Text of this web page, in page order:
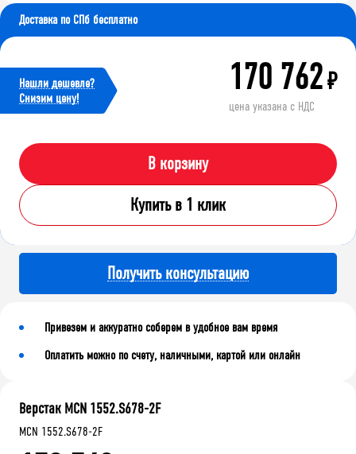
Доставка по СПб бесплатно
Нашли дешевле?
Cнизим цену!
170 762₽
цена указана с НДС
В корзину
Купить в 1 клик
Получить консультацию
Привезем и аккуратно соберем в удобное вам время
Оплатить можно по счету, наличными, картой или онлайн
Верстак MCN 1552.S678-2F
MCN 1552.S678-2F